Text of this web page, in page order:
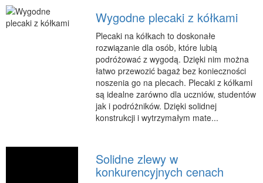
Serwis
Dietetyka, Odchudzanie
Wygodne plecaki z kółkami
Plecaki na kółkach to doskonałe
rozwiązanie dla osób, które lubią
podróżować z wygodą. Dzięki nim można
łatwo przewozić bagaż bez konieczności
noszenia go na plecach. Plecaki z kółkami
są idealne zarówno dla uczniów, studentów
jak i podróżników. Dzięki solidnej
konstrukcji i wytrzymałym mate...
Solidne zlewy w
konkurencyjnych cenach